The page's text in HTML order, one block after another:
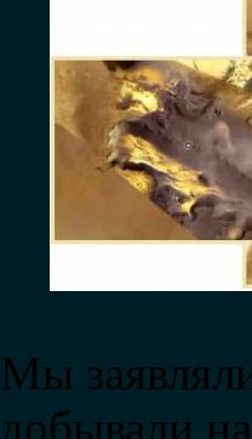
Мы
добывали